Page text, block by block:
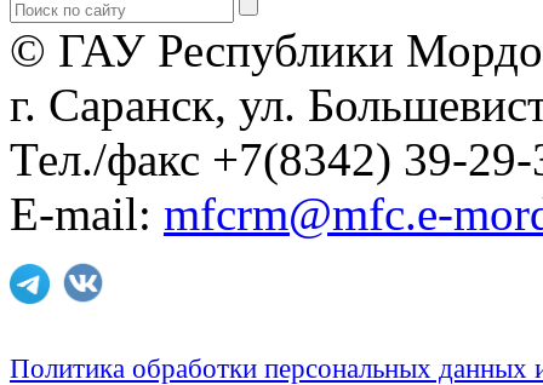
© ГАУ Республики
г. Саранск, ул.
Тел./факс +7(8342) 39-29-
E-mail: mfcrm@mfc.e-
Политика обработки персональных